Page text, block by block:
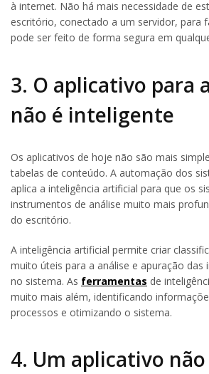
à internet. Não há mais necessidade de
escritório, conectado a um servidor, para
pode ser feito de forma segura em
3. O aplicativo para
não é inteligente
Os aplicativos de hoje não são mais
tabelas de conteúdo. A automação dos
aplica a inteligência artificial para que os
instrumentos de análise muito mais
do escritório.
A inteligência artificial permite criar
muito úteis para a análise e apuração das
no sistema. As ferramentas de
muito mais além, identificando
processos e otimizando o sistema.
4. Um aplicativo